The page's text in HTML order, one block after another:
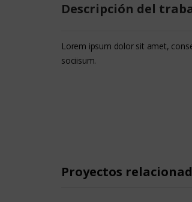
Descripción del
Lorem ipsum dolor sit amet,
sociisum.
Proyectos